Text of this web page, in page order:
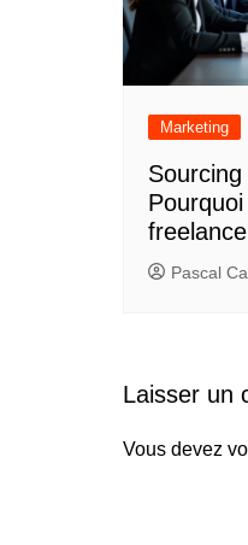
Marketing
Pascal
Laisser un
Vous devez